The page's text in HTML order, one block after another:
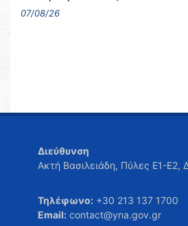
07/08/26
Διεύθυνση
Ακτή Βασιλειάδη, Πύλες Ε1-Ε2,
Τηλέφωνο: +30 213 137 1700
Email: contact@yna.gov.gr